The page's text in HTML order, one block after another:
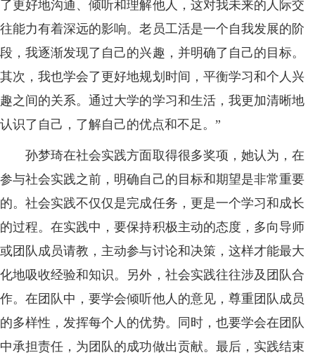
了更好地沟通、倾听和理解他人，这对我未来的人际交
往能力有着深远的影响。老员工活是一个自我发展的阶
段，我逐渐发现了自己的兴趣，并明确了自己的目标。
其次，我也学会了更好地规划时间，平衡学习和个人兴
趣之间的关系。通过大学的学习和生活，我更加清晰地
认识了自己，了解自己的优点和不足。”
孙梦琦在社会实践方面取得很多奖项，她认为，在
参与社会实践之前，明确自己的目标和期望是非常重要
的。社会实践不仅仅是完成任务，更是一个学习和成长
的过程。在实践中，要保持积极主动的态度，多向导师
或团队成员请教，主动参与讨论和决策，这样才能最大
化地吸收经验和知识。另外，社会实践往往涉及团队合
作。在团队中，要学会倾听他人的意见，尊重团队成员
的多样性，发挥每个人的优势。同时，也要学会在团队
中承担责任，为团队的成功做出贡献。最后，实践结束